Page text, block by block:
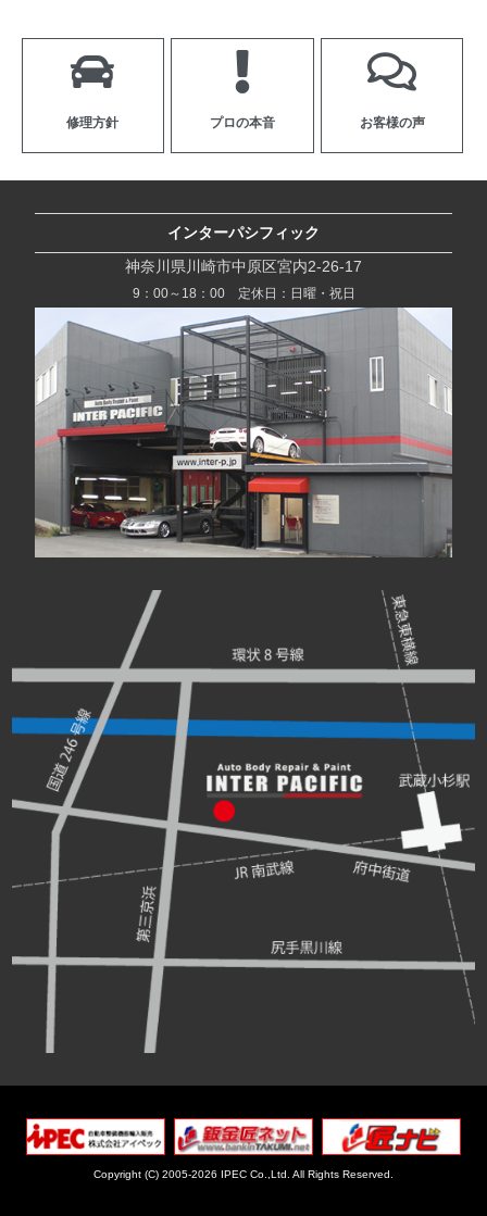
修理方針 プロの本音 お客様の声
インターパシフィック
神奈川県川崎市中原区宮内2-26-17
9：00～18：00 定休日：日曜・祝日
Copyright (C) 2005-2026 IPEC Co.,Ltd. All Rights Reserved.